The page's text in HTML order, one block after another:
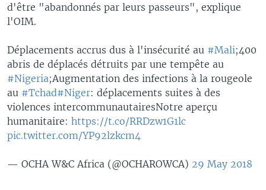
d'être "abandonnés par leurs passeurs", explique
l'OIM.
Déplacements accrus dus à l'insécurité au #Mali;400
abris de déplacés détruits par une tempête au
#Nigeria;Augmentation des infections à la rougeole
au #Tchad#Niger: déplacements suites à des
violences intercommunautairesNotre aperçu
humanitaire: https://t.co/RRDzw1G1lc
pic.twitter.com/YP92lzkcm4
— OCHA W&C Africa (@OCHAROWCA) 29 May 2018